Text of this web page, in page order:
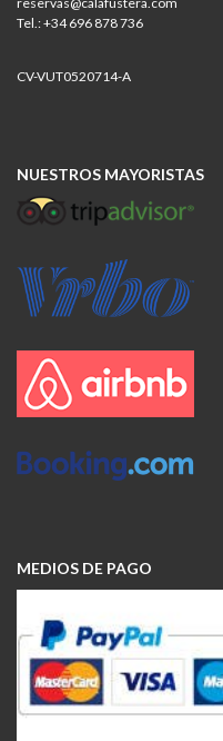
Tel.: +34 696 878 736
CV-VUT0520714-A
NUESTROS MAYORISTAS
MEDIOS DE PAGO